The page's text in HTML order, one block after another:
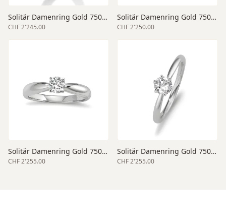
Solitär Damenring Gold 750 weiss
CHF 2'245.00
Solitär Damenring Gold 750 weiss
CHF 2'250.00
Solitär Damenring Gold 750 weiss
CHF 2'255.00
Solitär Damenring Gold 750 weiss
CHF 2'255.00